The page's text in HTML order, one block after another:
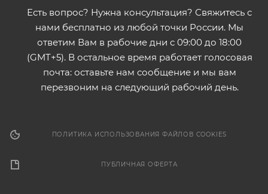
Есть вопрос? Нужна консультация? Свяжитесь с
нами бесплатно из любой точки России. Мы
ответим Вам в рабочие дни с 09:00 до 18:00
(GMT+5). В остальное время работает голосовая
почта: оставьте нам сообщение и мы вам
перезвоним на следующий рабочий день.
ПОЛИТИКА ИСПОЛЬЗОВАНИЯ ФАЙЛОВ COOKIES
ПУБЛИЧНАЯ ОФЕРТА